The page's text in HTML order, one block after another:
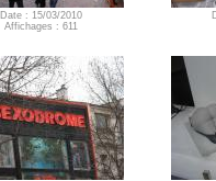
Date : 15/03/2010
Affichages : 611